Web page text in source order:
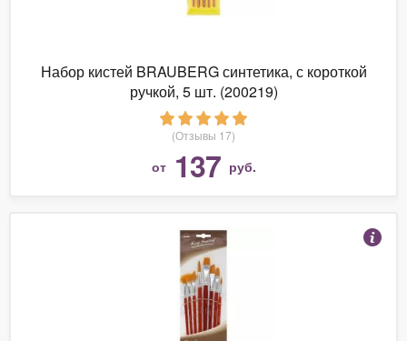
Набор кистей BRAUBERG синтетика, с короткой
ручкой, 5 шт. (200219)
(Отзывы 17)
от 137 руб.